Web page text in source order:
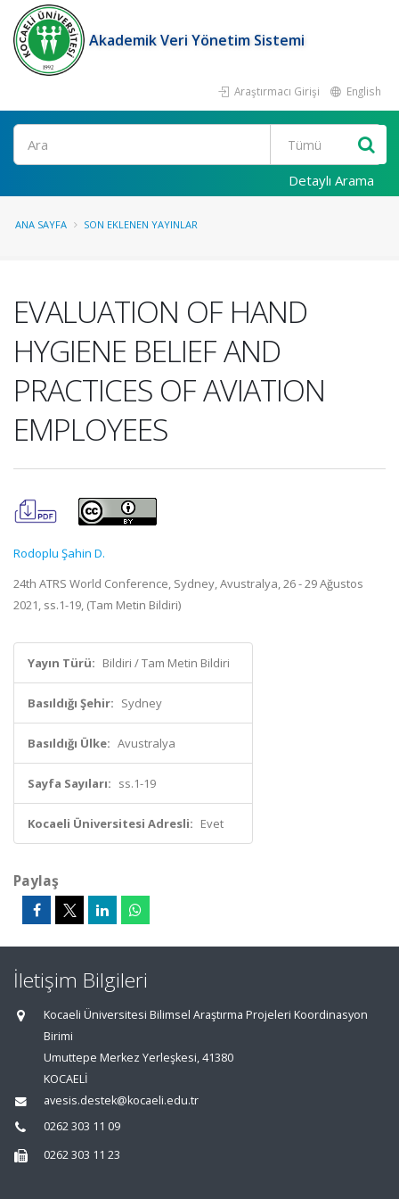
Akademik Veri Yönetim Sistemi
Araştırmacı Girişi English
Ara
Detaylı Arama
ANA SAYFA SON EKLENEN YAYINLAR
EVALUATION OF HAND
HYGIENE BELIEF AND
PRACTICES OF AVIATION
EMPLOYEES
Rodoplu Şahin D.
24th ATRS World Conference, Sydney, Avustralya, 26 - 29 Ağustos
2021, ss.1-19, (Tam Metin Bildiri)
Yayın Türü: Bildiri / Tam Metin Bildiri
Basıldığı Şehir: Sydney
Basıldığı Ülke: Avustralya
Sayfa Sayıları: ss.1-19
Kocaeli Üniversitesi Adresli: Evet
Paylaş
İletişim Bilgileri
Kocaeli Üniversitesi Bilimsel Araştırma Projeleri Koordinasyon
Birimi
Umuttepe Merkez Yerleşkesi, 41380
KOCAELİ
avesis.destek@kocaeli.edu.tr
0262 303 11 09
0262 303 11 23